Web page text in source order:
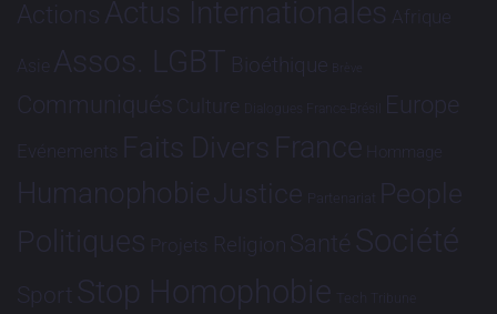
Actions Actus Internationales Afrique
Asie Assos. LGBT Bioéthique Brève
Communiqués Culture Dialogues France-Brésil Europe
Evénements Faits Divers France Hommage
HumanophobieJustice Partenariat People
Politiques Projets Religion Santé Société
Sport Stop Homophobie Tech Tribune